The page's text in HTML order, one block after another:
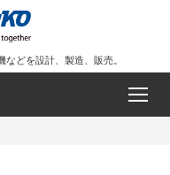
どを設計、製造、販売。